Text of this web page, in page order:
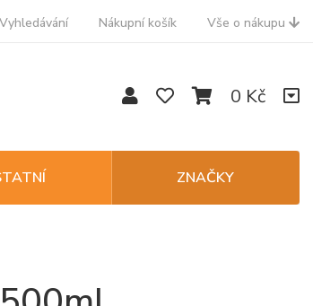
Vyhledávání Nákupní košík Vše o nákupu
0 Kč
ZNAČKY